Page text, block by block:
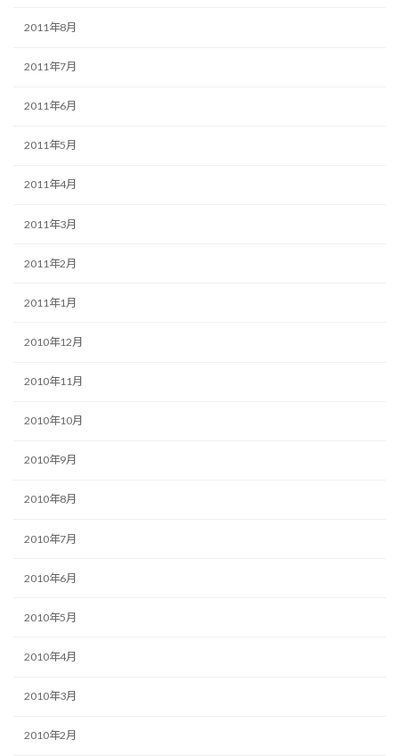
2011年8月
2011年7月
2011年6月
2011年5月
2011年4月
2011年3月
2011年2月
2011年1月
2010年12月
2010年11月
2010年10月
2010年9月
2010年8月
2010年7月
2010年6月
2010年5月
2010年4月
2010年3月
2010年2月